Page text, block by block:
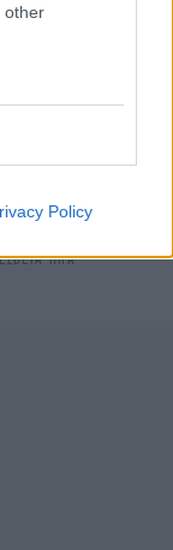
other
Policy
ΗΠΑ